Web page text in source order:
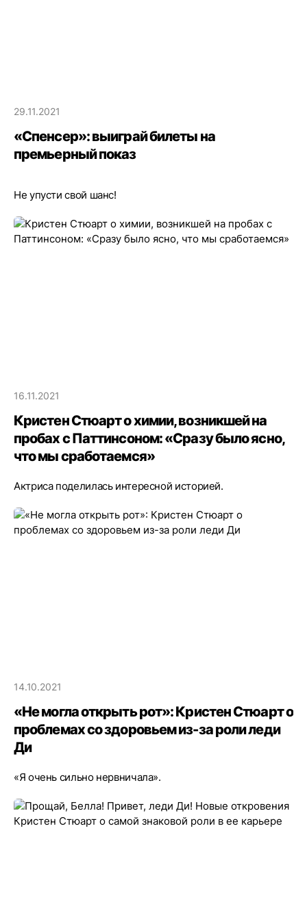
29.11.2021
«Спенсер»: выиграй билеты на
премьерный показ
Не упусти свой шанс!
16.11.2021
Кристен Стюарт о химии, возникшей на
пробах с Паттинсоном: «Сразу было ясно,
что мы сработаемся»
Актриса поделилась интересной историей.
14.10.2021
«Не могла открыть рот»: Кристен Стюарт о
проблемах со здоровьем из-за роли леди
Ди
«Я очень сильно нервничала».